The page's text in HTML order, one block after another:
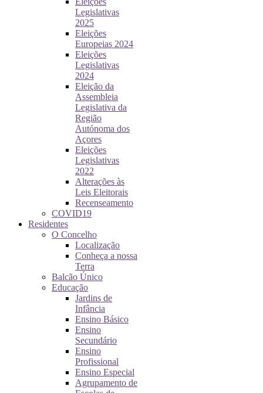
Legislativas
2025
Eleições
Europeias 2024
Eleições
Legislativas
2024
Eleição da
Assembleia
Legislativa da
Região
Autónoma dos
Açores
Eleições
Legislativas
2022
Alterações às
Leis Eleitorais
Recenseamento
COVID19
Residentes
O Concelho
Localização
Conheça a nossa
Terra
Balcão Único
Educação
Jardins de
Infância
Ensino Básico
Ensino
Secundário
Ensino
Profissional
Ensino Especial
Agrupamento de